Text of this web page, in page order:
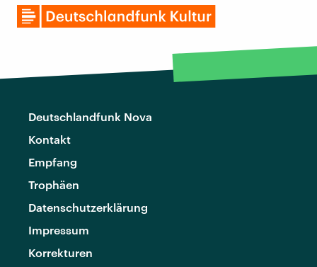
Deutschlandfunk Nova
Kontakt
Empfang
Trophäen
Datenschutzerklärung
Impressum
Korrekturen